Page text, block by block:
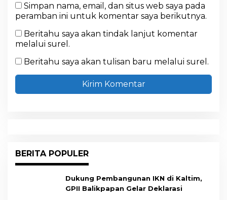
Simpan nama, email, dan situs web saya pada
peramban ini untuk komentar saya berikutnya.
Beritahu saya akan tindak lanjut komentar
melalui surel.
Beritahu saya akan tulisan baru melalui surel.
BERITA POPULER
Dukung Pembangunan IKN di Kaltim,
GPII Balikpapan Gelar Deklarasi